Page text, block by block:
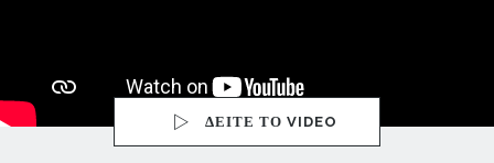
ΔΕΙΤΕ ΤΟ VIDEO